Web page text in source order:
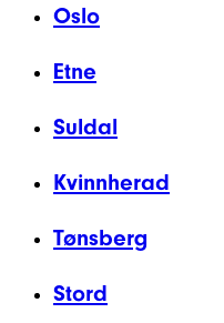
Oslo
Etne
Suldal
Kvinnherad
Tønsberg
Stord